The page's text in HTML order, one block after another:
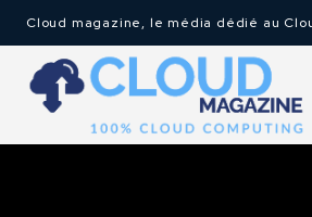
Cloud magazine, le média dédié au